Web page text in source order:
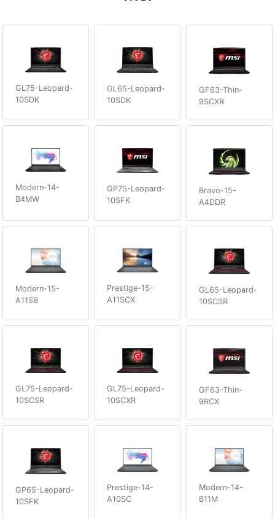
GL75-Leopard-
10SDK
GL65-Leopard-
10SDK
GF63-Thin-
9SCXR
Modern-14-
B4MW
GP75-Leopard-
10SFK
Bravo-15-
A4DDR
Modern-15-
A11SB
Prestige-15-
A11SCX
GL65-Leopard-
10SCSR
GL75-Leopard-
10SCSR
GL75-Leopard-
10SCXR
GF63-Thin-
9RCX
GP65-Leopard-
10SFK
Prestige-14-
A10SC
Modern-14-
B11M